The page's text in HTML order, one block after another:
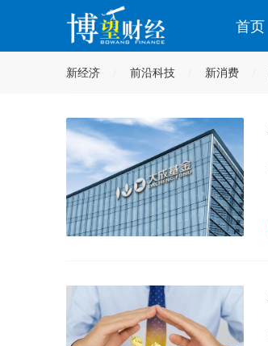
首页
新经济 前沿科技 新消费